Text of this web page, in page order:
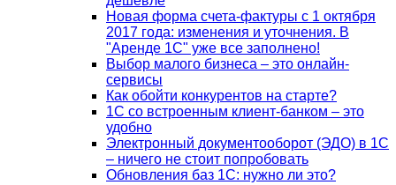
Новая форма счета-фактуры с 1 октября
2017 года: изменения и уточнения. В
"Аренде 1С" уже все заполнено!
Выбор малого бизнеса – это онлайн-
сервисы
Как обойти конкурентов на старте?
1C со встроенным клиент-банком – это
удобно
Электронный документооборот (ЭДО) в 1С
– ничего не стоит попробовать
Обновления баз 1С: нужно ли это?